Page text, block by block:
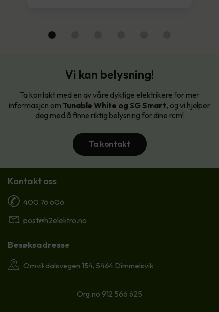
Vi kan belysning!
Ta kontakt med en av våre dyktige elektrikere for mer
informasjon om Tunable White og SG Smart, og vi hjelper
deg med å finne riktig belysning for dine rom!
Ta kontakt
Kontakt oss
400 76 606
post@h2elektro.no
Besøksadresse
Omvikdalsvegen 154, 5464 Dimmelsvik
Org.no 912 566 625